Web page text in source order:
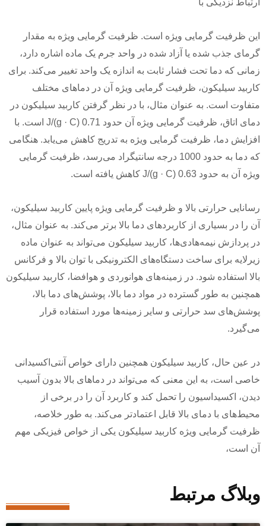
این ظرفیت گرمایی ویژه است. ظرفیت گرمایی ویژه به مقدار
گرمای جذب شده یا آزاد شده در واحد جرم یک ماده اشاره دارد،
زمانی که دما تحت فشار ثابت به اندازه یک واحد تغییر می‌کند. برای
کاربید سیلیکون، ظرفیت گرمایی ویژه آن در دماهای مختلف
متفاوت است. به عنوان مثال، با در نظر گرفتن کاربید سیلیکون در
دمای اتاق، ظرفیت گرمایی ویژه آن حدود 0.71 J/(g · C) است. با
افزایش دما، ظرفیت گرمایی ویژه به تدریج کاهش می‌یابد. هنگامی
که دما به حدود 1000 درجه سانتیگراد می‌رسد، ظرفیت گرمایی
ویژه آن به حدود 0.63 J/(g · C) کاهش یافته است.
رسانایی حرارتی بالا و ظرفیت گرمایی ویژه پایین کاربید سیلیکون،
آن را در بسیاری از کاربردهای دما بالا برتر می‌کند. به عنوان مثال،
در پردازش نیمه‌هادی‌ها، کاربید سیلیکون می‌تواند به عنوان ماده
زیرلایه برای ساخت دستگاه‌های الکترونیکی با توان بالا و فرکانس
بالا استفاده شود. در زمینه‌های هوانوردی و هوافضا، کاربید سیلیکون
همچنین به طور گسترده در مواد دما بالا، پوشش‌های دما بالا،
پوشش‌های سد حرارتی و سایر زمینه‌ها مورد استفاده قرار
می‌گیرد.
در عین حال، کاربید سیلیکون همچنین دارای خواص آنتی‌اکسیدانی
خاصی است، به این معنی که می‌تواند در دماهای بالا بدون آسیب
دیدن، اکسیداسیون را تحمل کند و کاربرد آن را در برخی از
محیط‌های با دمای بالا قابل اعتمادتر می‌کند. به طور خلاصه،
ظرفیت گرمایی ویژه کاربید سیلیکون یکی از خواص فیزیکی مهم
آن است،
وبلاگ مرتبط